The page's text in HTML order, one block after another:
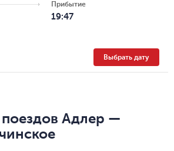
Прибытие
19:47
Выбрать дату
Адлер —